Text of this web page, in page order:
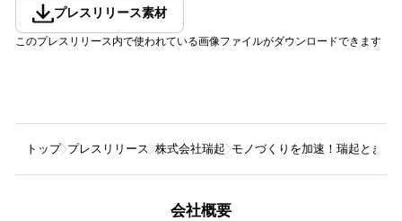
プレスリリース素材
このプレスリリース内で使われている画像ファイルがダウンロードできます
トップ プレスリリース 株式会社瑞起 モノづくりを加速！瑞起ときび
会社概要